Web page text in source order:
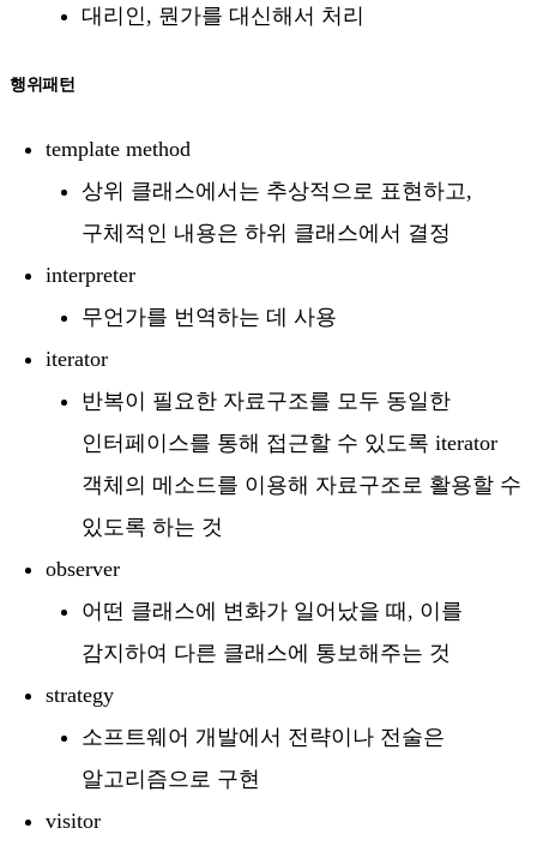
대리인, 뭔가를 대신해서 처리
행위패턴
template method
상위 클래스에서는 추상적으로 표현하고,
구체적인 내용은 하위 클래스에서 결정
interpreter
무언가를 번역하는 데 사용
iterator
반복이 필요한 자료구조를 모두 동일한
인터페이스를 통해 접근할 수 있도록 iterator
객체의 메소드를 이용해 자료구조로 활용할 수
있도록 하는 것
observer
어떤 클래스에 변화가 일어났을 때, 이를
감지하여 다른 클래스에 통보해주는 것
strategy
소프트웨어 개발에서 전략이나 전술은
알고리즘으로 구현
visitor